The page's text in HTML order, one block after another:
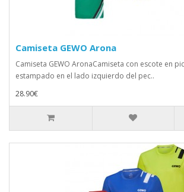
Camiseta GEWO Arona
Camiseta GEWO AronaCamiseta con escote en
estampado en el lado izquierdo del pec..
28.90€